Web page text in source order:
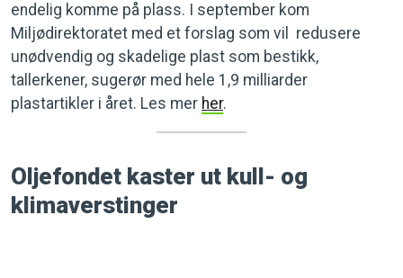
endelig komme på plass. I september kom
Miljødirektoratet med et forslag som vil redusere
unødvendig og skadelige plast som bestikk,
tallerkener, sugerør med hele 1,9 milliarder
plastartikler i året. Les mer her.
Oljefondet kaster ut kull- og
klimaverstinger